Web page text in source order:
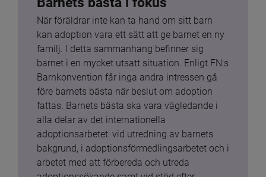
När föräldrar inte kan ta hand om sitt barn
kan adoption vara ett sätt att ge barnet en ny
familj. I detta sammanhang befinner sig
barnet i en mycket utsatt situation. Enligt FN:s
Barnkonvention får inga andra intressen gå
före barnets bästa när beslut om adoption
fattas. Barnets bästa ska vara vägledande i
alla delar av det internationella
adoptionsarbetet: vid utredning av barnets
bakgrund, i adoptionsförmedlingsarbetet och i
arbetet med att förbereda och utreda